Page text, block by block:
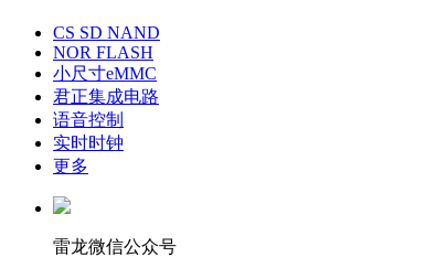
CS SD NAND
NOR FLASH
小尺寸eMMC
君正集成电路
语音控制
实时时钟
更多
雷龙微信公众号